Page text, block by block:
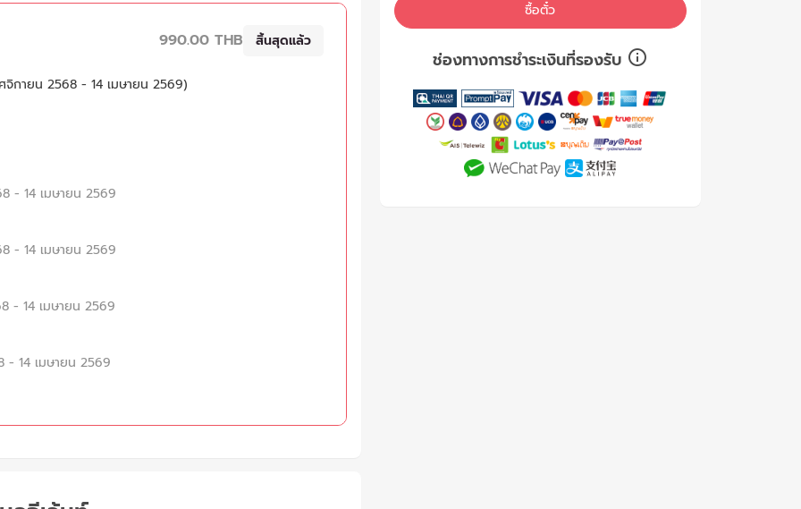
990.00 THB สิ้นสุดแล้ว
กายน 2568 - 14 เมษายน 2569)
- 14 เมษายน 2569
- 14 เมษายน 2569
- 14 เมษายน 2569
14 เมษายน 2569
ซื้อตั๋ว
ช่องทางการชำระเงินที่รองรับ